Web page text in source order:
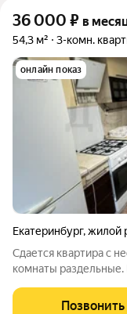
36 000 ₽ в
54,3 м² 3-комн.
онлайн показ
Екатеринбург,жилой
Сдается квартира с
комнаты раздельные.
все, что на фото. ID
Позвонить